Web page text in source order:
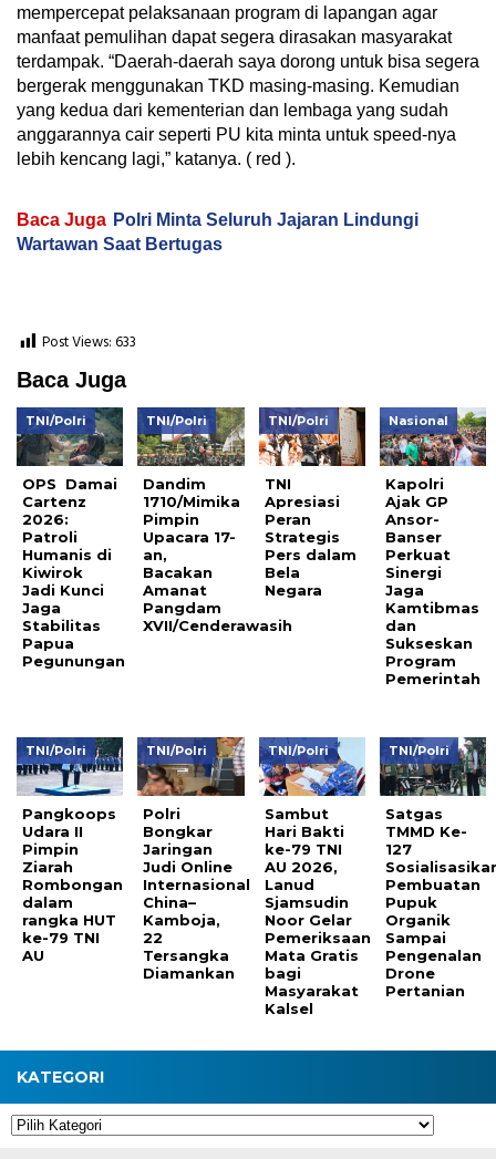
mempercepat pelaksanaan program di lapangan agar
manfaat pemulihan dapat segera dirasakan masyarakat
terdampak. “Daerah-daerah saya dorong untuk bisa segera
bergerak menggunakan TKD masing-masing. Kemudian
yang kedua dari kementerian dan lembaga yang sudah
anggarannya cair seperti PU kita minta untuk speed-nya
lebih kencang lagi,” katanya. ( red ).
Baca Juga Polri Minta Seluruh Jajaran Lindungi
Wartawan Saat Bertugas
Post Views:633
Baca Juga
TNI/Polri
OPS Damai
Cartenz
2026:
Patroli
Humanis di
Kiwirok
Jadi Kunci
Jaga
Stabilitas
Papua
Pegunungan
TNI/Polri
Dandim
1710/Mimika
Pimpin
Upacara 17-
an,
Bacakan
Amanat
Pangdam
XVII/Cenderawasih
TNI/Polri
TNI
Apresiasi
Peran
Strategis
Pers dalam
Bela
Negara
Nasional
Kapolri
Ajak GP
Ansor-
Banser
Perkuat
Sinergi
Jaga
Kamtibmas
dan
Sukseskan
Program
Pemerintah
TNI/Polri
Pangkoops
Udara II
Pimpin
Ziarah
Rombongan
dalam
rangka HUT
ke-79 TNI
AU
TNI/Polri
Polri
Bongkar
Jaringan
Judi Online
Internasional
China–
Kamboja,
22
Tersangka
Diamankan
TNI/Polri
Sambut
Hari Bakti
ke-79 TNI
AU 2026,
Lanud
Sjamsudin
Noor Gelar
Pemeriksaan
Mata Gratis
bagi
Masyarakat
Kalsel
TNI/Polri
Satgas
TMMD Ke-
127
Pembuatan
Pupuk
Organik
Sampai
Pengenalan
Drone
Pertanian
KATEGORI
Kategori